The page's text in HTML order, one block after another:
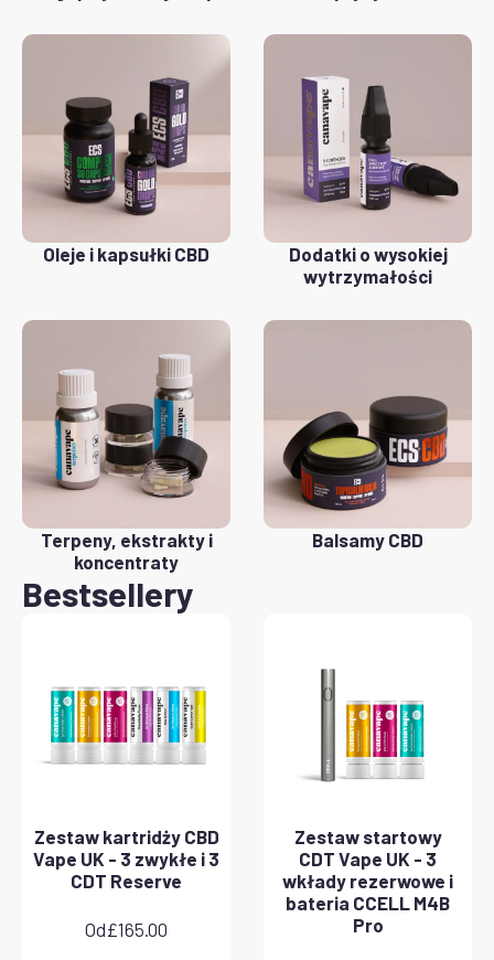
Oleje i kapsułki CBD
Dodatki o wysokiej
wytrzymałości
Terpeny, ekstrakty i
koncentraty
Balsamy CBD
Bestsellery
Zestaw kartridży CBD
Vape UK - 3 zwykłe i 3
CDT Reserve
Od£165.00
Zestaw startowy
CDT Vape UK - 3
wkłady rezerwowe i
bateria CCELL M4B
Pro